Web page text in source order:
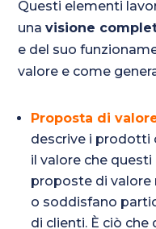
Questi elementi
unavisione
e del suo
valore e come
Proposta di
descrive i prodotti
il valore che
proposte di valore
o soddisfano
di clienti. È ciò che